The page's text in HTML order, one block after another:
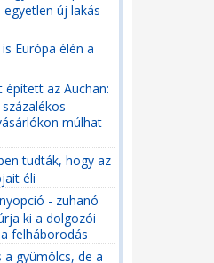
új lakás
Európa élén a
az Auchan:
múlhat
tudták, hogy az
éli
- zuhanó
ki a dolgozói
felháborodás
a gyümölcs, de a